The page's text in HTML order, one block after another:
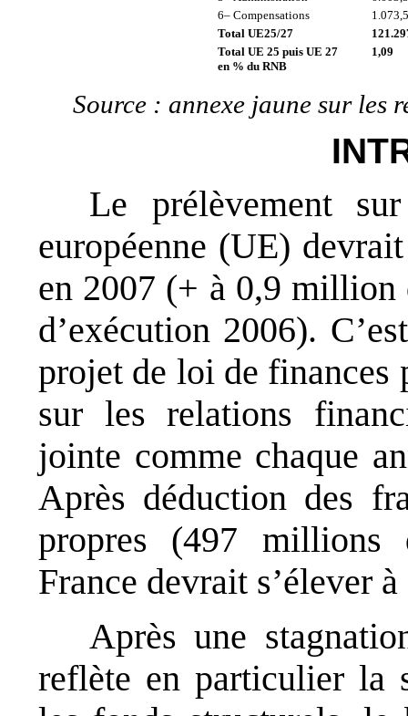
6– Compensations
1.073,5
Total UE25/27
Total UE 25 puis UE 27
en % du RNB
1,09
Source : annexe jaune sur les
Le prélèvement
européenne (UE)
en 2007 (+ à 0,9 million
d’exécution 2006).
projet de loi de finances
sur les relations
jointe comme chaque
Après déduction des
propres (497 millions
France devrait s’élever
Après une
reflète en particulier la